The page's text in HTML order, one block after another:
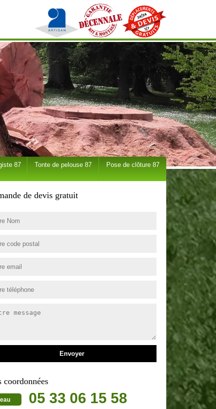
87 Tonte de pelouse 87 Pose de clôture 87
de devis gratuit
coordonnées
05 33 06 15 58